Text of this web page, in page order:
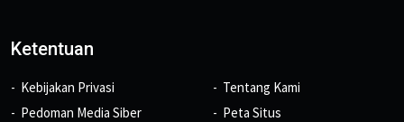
Ketentuan
Kebijakan Privasi
Pedoman Media Siber
Tentang Kami
Peta Situs